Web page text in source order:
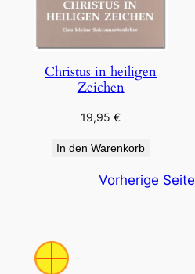
Christus in heiligen
Zeichen
19,95€
In den Warenkorb
Vorherige Seite